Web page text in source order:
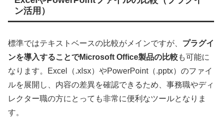
ン活用）
標準ではテキストベースの比較がメインですが、 プラグイ
ンを導入することでMicrosoft Office製品の比較も可能に
なります。Excel（.xlsx）やPowerPoint（.pptx）のファイ
ルを展開し、内容の差異を確認できるため、事務職やディ
レクター職の方にとっても非常に便利なツールとなりま
す。